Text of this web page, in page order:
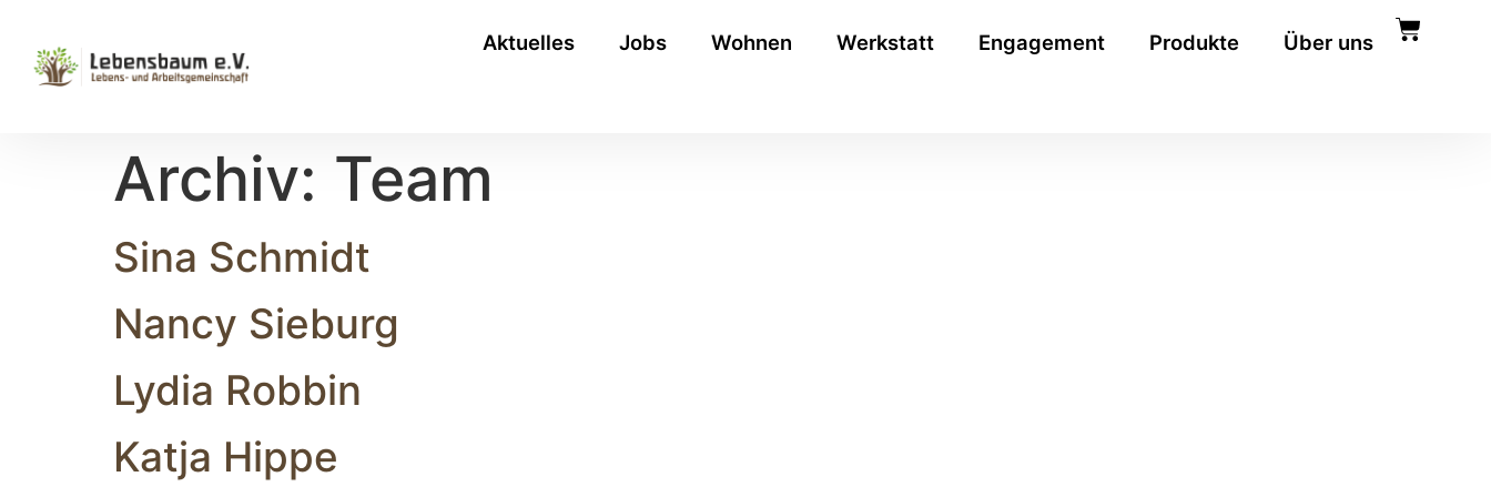
Aktuelles Jobs Wohnen Werkstatt Engagement Produkte Über uns
Archiv: Team
Sina Schmidt
Nancy Sieburg
Lydia Robbin
Katja Hippe